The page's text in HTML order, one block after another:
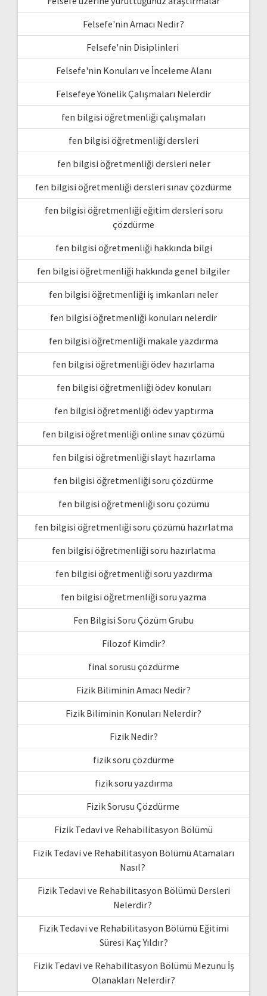
Felsefe'nin Amacı Nedir?
Felsefe'nin Disiplinleri
Felsefe'nin Konuları ve İnceleme Alanı
Felsefeye Yönelik Çalışmaları Nelerdir
fen bilgisi öğretmenliği çalışmaları
fen bilgisi öğretmenliği dersleri
fen bilgisi öğretmenliği dersleri neler
fen bilgisi öğretmenliği dersleri sınav çözdürme
fen bilgisi öğretmenliği eğitim dersleri soru
çözdürme
fen bilgisi öğretmenliği hakkında bilgi
fen bilgisi öğretmenliği hakkında genel bilgiler
fen bilgisi öğretmenliği iş imkanları neler
fen bilgisi öğretmenliği konuları nelerdir
fen bilgisi öğretmenliği makale yazdırma
fen bilgisi öğretmenliği ödev hazırlama
fen bilgisi öğretmenliği ödev konuları
fen bilgisi öğretmenliği ödev yaptırma
fen bilgisi öğretmenliği online sınav çözümü
fen bilgisi öğretmenliği slayt hazırlama
fen bilgisi öğretmenliği soru çözdürme
fen bilgisi öğretmenliği soru çözümü
fen bilgisi öğretmenliği soru çözümü hazırlatma
fen bilgisi öğretmenliği soru hazırlatma
fen bilgisi öğretmenliği soru yazdırma
fen bilgisi öğretmenliği soru yazma
Fen Bilgisi Soru Çözüm Grubu
Filozof Kimdir?
final sorusu çözdürme
Fizik Biliminin Amacı Nedir?
Fizik Biliminin Konuları Nelerdir?
Fizik Nedir?
fizik soru çözdürme
fizik soru yazdırma
Fizik Sorusu Çözdürme
Fizik Tedavi ve Rehabilitasyon Bölümü
Fizik Tedavi ve Rehabilitasyon Bölümü Atamaları
Nasıl?
Fizik Tedavi ve Rehabilitasyon Bölümü Dersleri
Nelerdir?
Fizik Tedavi ve Rehabilitasyon Bölümü Eğitimi
Süresi Kaç Yıldır?
Fizik Tedavi ve Rehabilitasyon Bölümü Mezunu İş
Olanakları Nelerdir?